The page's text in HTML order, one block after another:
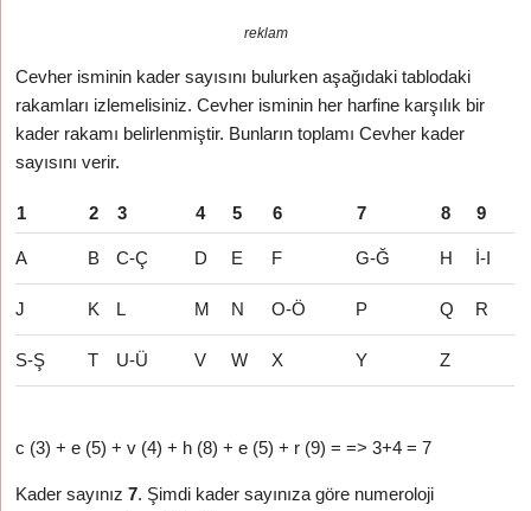
reklam
Cevher isminin kader sayısını bulurken aşağıdaki tablodaki
rakamları izlemelisiniz. Cevher isminin her harfine karşılık bir
kader rakamı belirlenmiştir. Bunların toplamı Cevher kader
sayısını verir.
1 2 3 4 5 6 7 8 9
A B C-Ç D E F G-Ğ H İ-I
J K L M N O-Ö P Q R
S-Ş T U-Ü V W X Y Z
c (3) + e (5) + v (4) + h (8) + e (5) + r (9) = => 3+4 = 7
Kader sayınız7. Şimdi kader sayınıza göre numeroloji